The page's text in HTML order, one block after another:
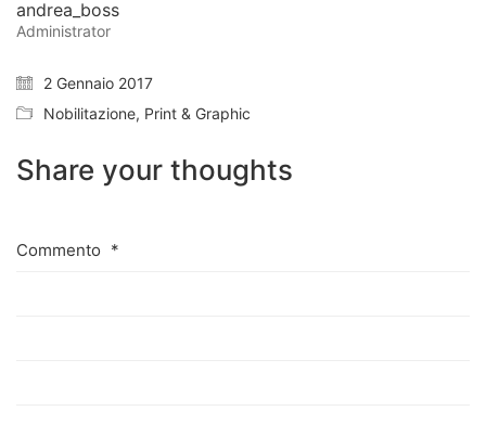
andrea_boss
Administrator
2 Gennaio 2017
Nobilitazione, Print & Graphic
Share your thoughts
Commento *